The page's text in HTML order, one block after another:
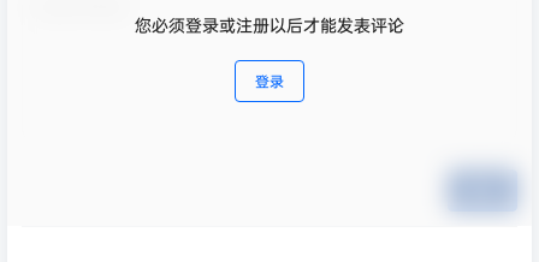
您必须登录或注册以后才能发表评论
登录